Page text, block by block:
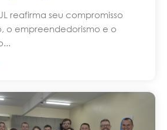
reafirma seu compromisso
o empreendedorismo e o